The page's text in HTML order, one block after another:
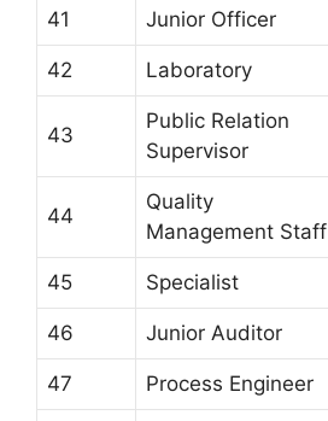
41 Junior Officer
42 Laboratory
43
Public Relation
Supervisor
44
Quality
Management Staff
45 Specialist
46 Junior Auditor
47 Process Engineer